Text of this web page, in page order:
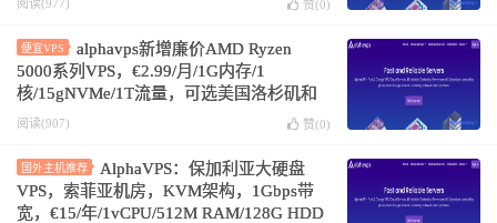
阅读(977) 赞(0)
便宜VPS
alphavps新增廉价AMD Ryzen
5000系列VPS，€2.99/月/1G内存/1
核/15gNVMe/1T流量，可选美国洛杉矶和
保加利亚索菲亚机房
阅读(907) 赞(0)
国外主机推荐
AlphaVPS：保加利亚大硬盘
VPS，索菲亚机房，KVM架构，1Gbps带
宽，€15/年/1vCPU/512M RAM/128G HDD